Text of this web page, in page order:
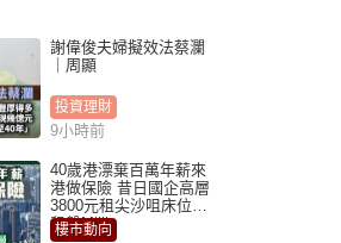
謝偉俊夫婦擬效法蔡瀾
｜周顯
投資理財
9小時前
40歲港漂棄百萬年薪來
港做保險 昔日國企高層
3800元租尖沙咀床位｜
租盤Million
樓市動向